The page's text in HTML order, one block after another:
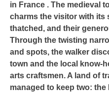
in France . The medieval
charms the visitor with its
thatched, and their
Through the twisting
and spots, the walker
town and the local know-
arts craftsmen. A land of
managed to keep two: